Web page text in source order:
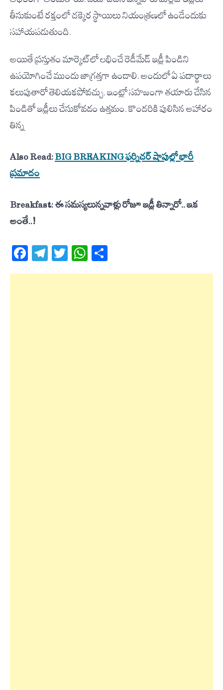
తీసుకుంటే రక్తంలో చక్కెర స్థాయిలు నియంత్రణలో ఉండేందుకు
సహాయపడుతుంది.
అయితే ప్రస్తుతం మార్కెట్‌లో లభించే రెడీమేడ్ ఇడ్లీ పిండిని
ఉపయోగించే ముందు జాగ్రత్తగా ఉండాలి. అందులో ఏ పదార్థాలు
కలుపుతారో తెలియకపోవచ్చు. ఇంట్లో సహజంగా తయారు చేసిన
పిండితో ఇడ్లీలు చేసుకోవడం ఉత్తమం. కొందరికి పులిసిన ఆహారం
తిన్న
Also Read:BIG BREAKING ఫర్నిచర్ షాపుల్లో భారీ
ప్రమాదం
Breakfast: ఈ సమస్యలున్నవాళ్లు రోజూ ఇడ్లీ తిన్నారో.. ఇక
అంతే..!
Facebook
Telegram
TwitterWhatsApp